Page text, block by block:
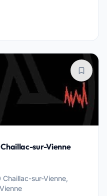
sur-Vienne
sur-Vienne,